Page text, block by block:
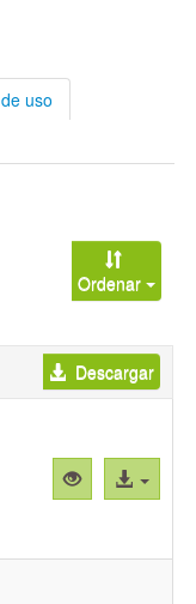
uso
Ordenar
Descargar
Vista
previa
Bastas
Acceso
al